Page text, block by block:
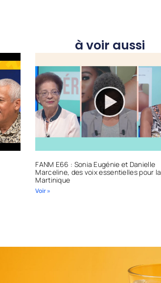
à voir aussi
FANM E66 : Sonia Eugénie et Danielle
Marceline, des voix essentielles pour la
Martinique
Voir »